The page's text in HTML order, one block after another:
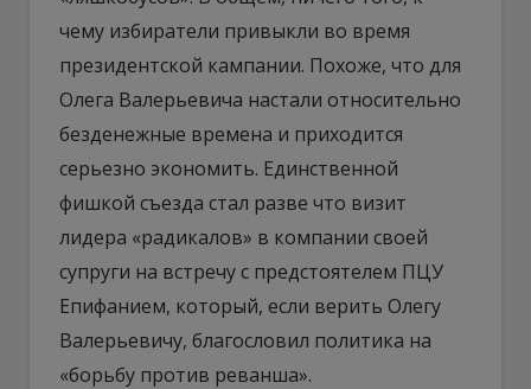
чему избиратели привыкли во время
президентской кампании. Похоже, что для
Олега Валерьевича настали относительно
безденежные времена и приходится
серьезно экономить. Единственной
фишкой съезда стал разве что визит
лидера «радикалов» в компании своей
супруги на встречу с предстоятелем ПЦУ
Епифанием, который, если верить Олегу
Валерьевичу, благословил политика на
«борьбу против реванша».